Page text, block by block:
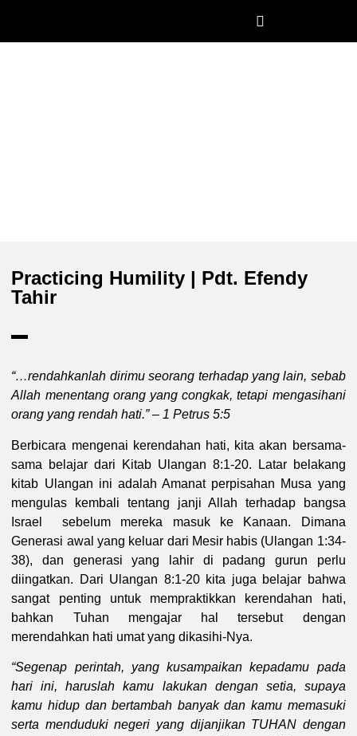
Practicing Humility | Pdt. Efendy
Tahir
“…rendahkanlah dirimu seorang terhadap yang lain, sebab
Allah menentang orang yang congkak, tetapi mengasihani
orang yang rendah hati.” – 1 Petrus 5:5
Berbicara mengenai kerendahan hati, kita akan bersama-
sama belajar dari Kitab Ulangan 8:1-20. Latar belakang
kitab Ulangan ini adalah Amanat perpisahan Musa yang
mengulas kembali tentang janji Allah terhadap bangsa
Israel sebelum mereka masuk ke Kanaan. Dimana
Generasi awal yang keluar dari Mesir habis (Ulangan 1:34-
38), dan generasi yang lahir di padang gurun perlu
diingatkan. Dari Ulangan 8:1-20 kita juga belajar bahwa
sangat penting untuk mempraktikkan kerendahan hati,
bahkan Tuhan mengajar hal tersebut dengan
merendahkan hati umat yang dikasihi-Nya.
“Segenap perintah, yang kusampaikan kepadamu pada
hari ini, haruslah kamu lakukan dengan setia, supaya
kamu hidup dan bertambah banyak dan kamu memasuki
serta menduduki negeri yang dijanjikan TUHAN dengan